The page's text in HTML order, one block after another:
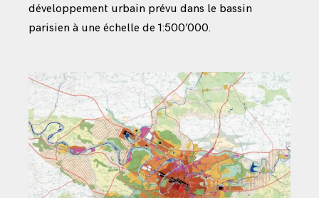
développement urbain prévu dans le bassin
parisien à une échelle de 1:500’000.